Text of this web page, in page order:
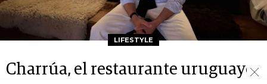
LIFESTYLE
Charrúa, el restaurante uruguayo